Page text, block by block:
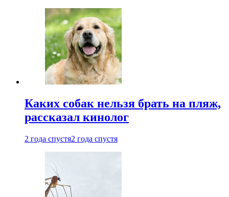
Каких собак нельзя брать на пляж,
рассказал кинолог
2 года спустя2 года спустя